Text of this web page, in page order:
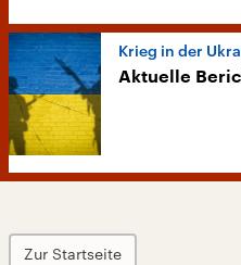
Krieg in der
Aktuelle
Zur Startseite